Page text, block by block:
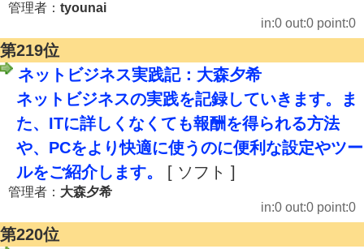
管理者： tyounai
in:0 out:0 point:0
第219位
ネットビジネス実践記：大森夕希
ネットビジネスの実践を記録していきます。ま
た、ITに詳しくなくても報酬を得られる方法
や、PCをより快適に使うのに便利な設定やツー
ルをご紹介します。
[ ソフト ]
管理者： 大森夕希
in:0 out:0 point:0
第220位